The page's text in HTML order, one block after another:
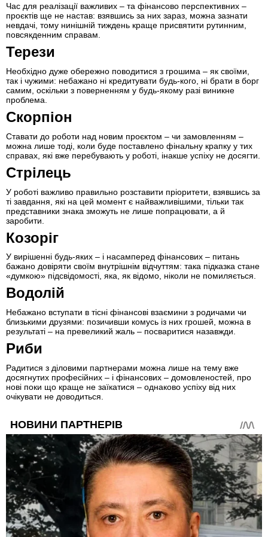
Час для реалізації важливих – та фінансово перспективних –
проєктів ще не настав: взявшись за них зараз, можна зазнати
невдачі, тому нинішній тиждень краще присвятити рутинним,
повсякденним справам.
Терези
Необхідно дуже обережно поводитися з грошима – як своїми,
так і чужими: небажано ні кредитувати будь-кого, ні брати в борг
самим, оскільки з поверненням у будь-якому разі виникне
проблема.
Скорпіон
Ставати до роботи над новим проєктом – чи замовленням –
можна лише тоді, коли буде поставлено фінальну крапку у тих
справах, які вже перебувають у роботі, інакше успіху не досягти.
Стрілець
У роботі важливо правильно розставити пріоритети, взявшись за
ті завдання, які на цей момент є найважливішими, тільки так
представники знака зможуть не лише попрацювати, а й
заробити.
Козоріг
У вирішенні будь-яких – і насамперед фінансових – питань
бажано довіряти своїм внутрішнім відчуттям: така підказка стане
«думкою» підсвідомості, яка, як відомо, ніколи не помиляється.
Водолій
Небажано вступати в тісні фінансові взаємини з родичами чи
близькими друзями: позичивши комусь із них грошей, можна в
результаті – на превеликий жаль – посваритися назавжди.
Риби
Радитися з діловими партнерами можна лише на тему вже
досягнутих професійних – і фінансових – домовленостей, про
нові поки що краще не заїкатися – однаково успіху від них
очікувати не доводиться.